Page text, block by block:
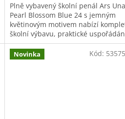
Plně vybavený školní penál Ars Una
Pearl Blossom Blue 24 s jemným
květinovým motivem nabízí
školní výbavu, praktické
odolné provedení pro školačky na
Novinka Kód: